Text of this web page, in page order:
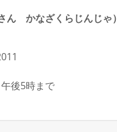
かなざくらじんじゃ）
後5時まで